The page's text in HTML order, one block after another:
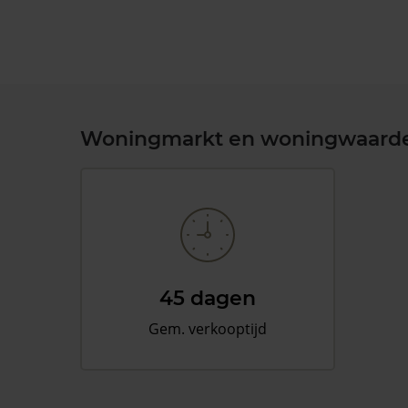
Woningmarkt en
45 dagen
Gem. verkooptijd